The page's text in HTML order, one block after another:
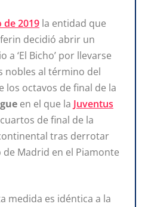
de 2019 la entidad que
decidió abrir un
‘El Bicho’ por llevarse
nobles al término del
los octavos de final de la
en el que la Juventus
de final de la
tras derrotar
de Madrid en el Piamonte
medida es idéntica a la